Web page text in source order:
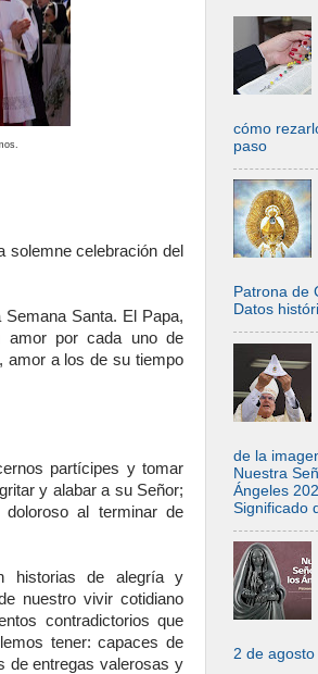
solemne celebración del
Santa. El Papa,
amor por cada uno de
amor a los de su tiempo
partícipes y tomar
y alabar a su Señor;
al terminar de
historias de alegría y
nuestro vivir cotidiano
contradictorios que
tener: capaces de
de entregas valerosas y
cómo
paso
Patrona de
Datos
de la
Nuestra
Ángeles
Significado
2 de